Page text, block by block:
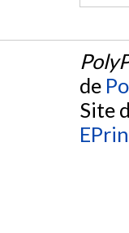
de
Site